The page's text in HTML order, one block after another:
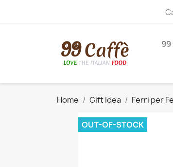
99
Home Gift Idea Ferri per
OUT-OF-STOCK